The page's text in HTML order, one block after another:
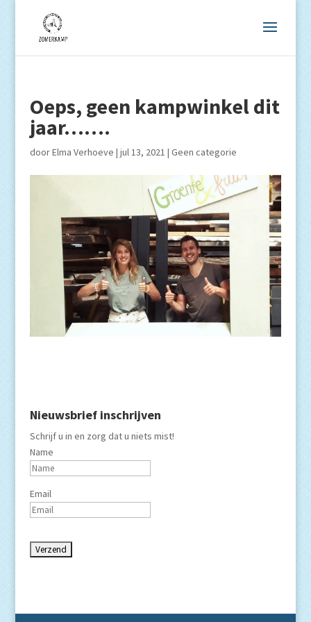
Oeps, geen kampwinkel dit
jaar…….
doorElma Verhoeve | jul 13, 2021 | Geen categorie
Nieuwsbrief inschrijven
Schrijf u in en zorg dat u niets mist!
Name
Email